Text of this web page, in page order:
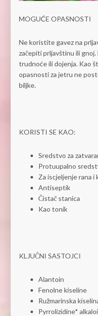
MOGUĆE OPASNOSTI
Ne koristite gavez na
začepiti prljavštinu ili
trudnoće ili dojenja. Kao
opasnosti za jetru ne
biljke.
KORISTI SE KAO:
Sredstvo za
Protuupalno
Za iscjeljenje rana i
Antiseptik
Čistač stanica
Kao tonik
KLJUČNI SASTOJCI
Alantoin
Fenolne kiseline
Ružmarinska
Pyrrolizidine*